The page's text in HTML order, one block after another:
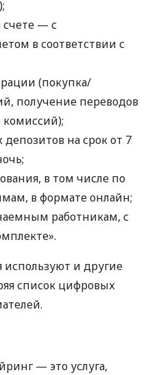
— с
в соответствии с
(покупка/
получение переводов
комиссий);
на срок от 7
в том числе по
в формате онлайн;
работникам, с
и другие
список цифровых
— это услуга,